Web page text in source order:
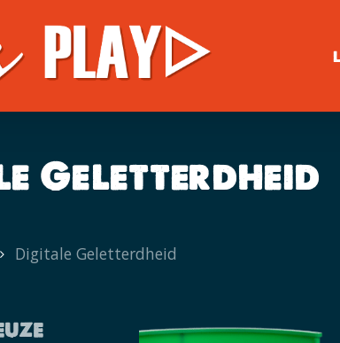
Geletterdheid
Digitale Geletterdheid